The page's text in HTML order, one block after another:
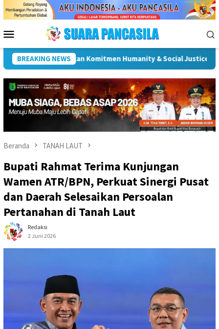
Menu
Mobile
BREAKING NEWS
Gelar Karya Bakti Sambut HUT ke-81 RI, Gaungkan Semangat
Beranda TANAH LAUT
Bupati Rahmat Terima Kunjungan
Wamen ATR/BPN, Perkuat Sinergi Pusat
dan Daerah Selesaikan Persoalan
Pertanahan di Tanah Laut
Redaksi
2 Juni 2026